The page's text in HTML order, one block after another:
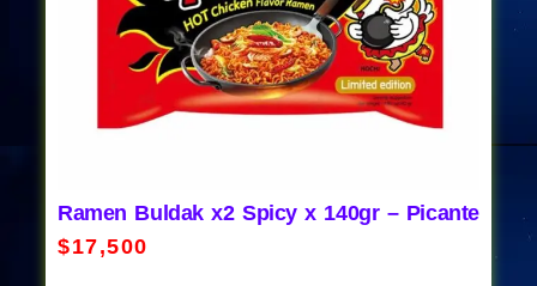
Ramen Buldak x2 Spicy x 140gr – Picante
$17,500